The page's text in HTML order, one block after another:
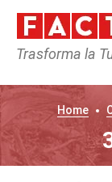
Trasforma la
Home